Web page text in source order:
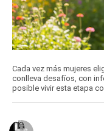
Cada vez más mujeres
conlleva desafíos, con
posible vivir esta etapa